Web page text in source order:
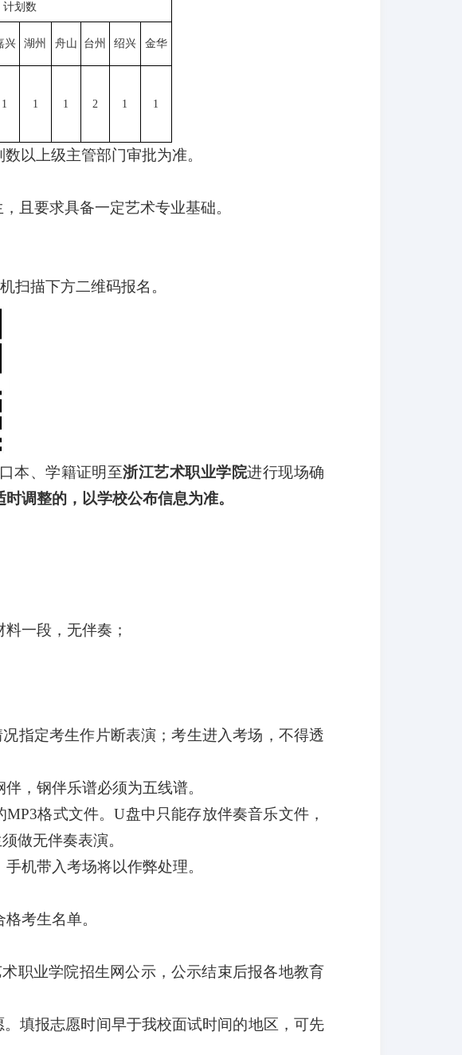
计划数
兴 湖州 舟山 台州 绍兴 金华
1 1 1 2 1 1
以上级主管部门审批为准。
且要求具备一定艺术专业基础。
扫描下方二维码报名。
本、学籍证明至浙江艺术职业学院进行现场确
调整的，以学校公布信息为准。
料一段， 无伴奏 ；
指定考生作片断表演；考生进入考场，不得透
，钢伴乐谱必须为五线谱。
MP3格式文件。U盘中只能存放伴奏音乐文件，
做无伴奏表演。
机带入考场将以作弊处理。
考生名单。
职业学院招生网公示，公示结束后报各地教育
填报志愿时间早于我校面试时间的地区，可先